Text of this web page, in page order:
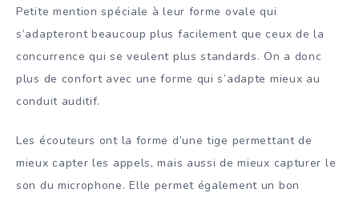
Petite mention spéciale à leur forme ovale qui
s’adapteront beaucoup plus facilement que ceux de la
concurrence qui se veulent plus standards. On a donc
plus de confort avec une forme qui s’adapte mieux au
conduit auditif.
Les écouteurs ont la forme d’une tige permettant de
mieux capter les appels, mais aussi de mieux capturer le
son du microphone. Elle permet également un bon